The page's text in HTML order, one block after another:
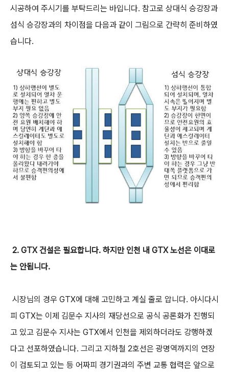
시공하여 주시기를 부탁드리는 바입니다. 참고로 상대식 승강장과
섬식 승강장과의 차이점을 다음과 같이 그림으로 간략히 준비하였
습니다.
2. GTX 건설은 필요합니다. 하지만 인천 내 GTX 노선은 이대로
는 안됩니다.
시장님의 경우 GTX에 대해 고민하고 계실 줄로 압니다. 아시다시
피 GTX는 이제 김문수 지사의 재당선으로 공식 공론화가 진행되
고 있고 김문수 지사는 GTX에서 인천을 제외하더라도 강행하겠
다고 선포하였습니다. 그리고 지하철 2호선은 광명역까지의 연장
이 검토되고 있는 등 어짜피 경기권과의 주변 교통 협력은 앞으로